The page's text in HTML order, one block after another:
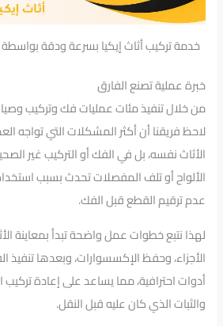
خدمة تركيب أثاث إيكيا بسرعة ودقة
خبرة عملية تصنع الفارق
من خلال تنفيذ مئات عمليات فك وتركيب
لاحظ فريقنا أن أكثر المشكلات التي تواجه
الأثاث نفسه، بل في الفك أو التركيب غير
الألواح أو تلف المفصلات تحدث بسبب
عدم ترقيم القطع قبل الفك.
لهذا نتبع خطوات عمل واضحة تبدأ بمعاينة
الأجزاء، وحفظ الإكسسوارات، وبعدها تنفيذ
أدوات احترافية، مما يساعد على إعادة
والثبات الذي كان عليه قبل النقل.